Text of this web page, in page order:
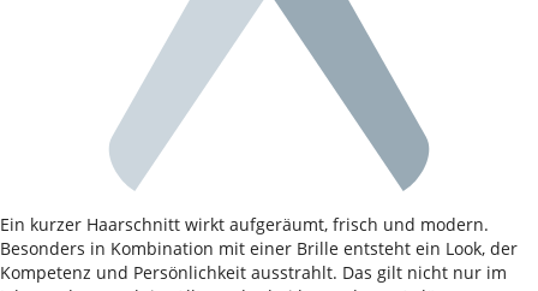
Ein kurzer Haarschnitt wirkt aufgeräumt, frisch und modern.
Besonders in Kombination mit einer Brille entsteht ein Look, der
Kompetenz und Persönlichkeit ausstrahlt. Das gilt nicht nur im